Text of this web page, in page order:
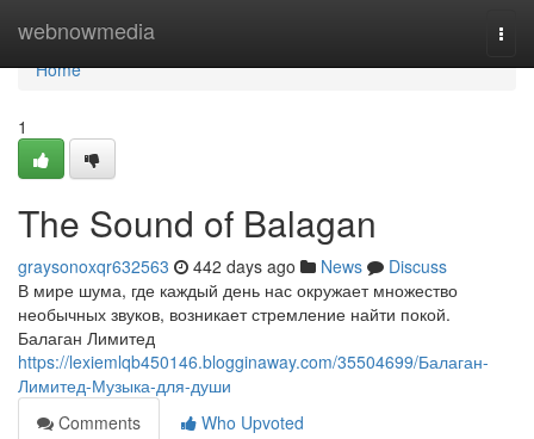
webnowmedia
Home
Home
1
The Sound of Balagan
graysonoxqr632563 442 days ago News
Discuss
В мире шума, где каждый день нас окружает множество
необычных звуков, возникает стремление найти покой.
Балаган Лимитед
https://lexiemlqb450146.blogginaway.com/35504699/Балаган-
Лимитед-Музыка-для-души
Comments
Who Upvoted